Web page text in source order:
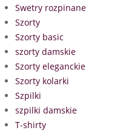
Swetry rozpinane
Szorty
Szorty basic
szorty damskie
Szorty eleganckie
Szorty kolarki
Szpilki
szpilki damskie
T-shirty